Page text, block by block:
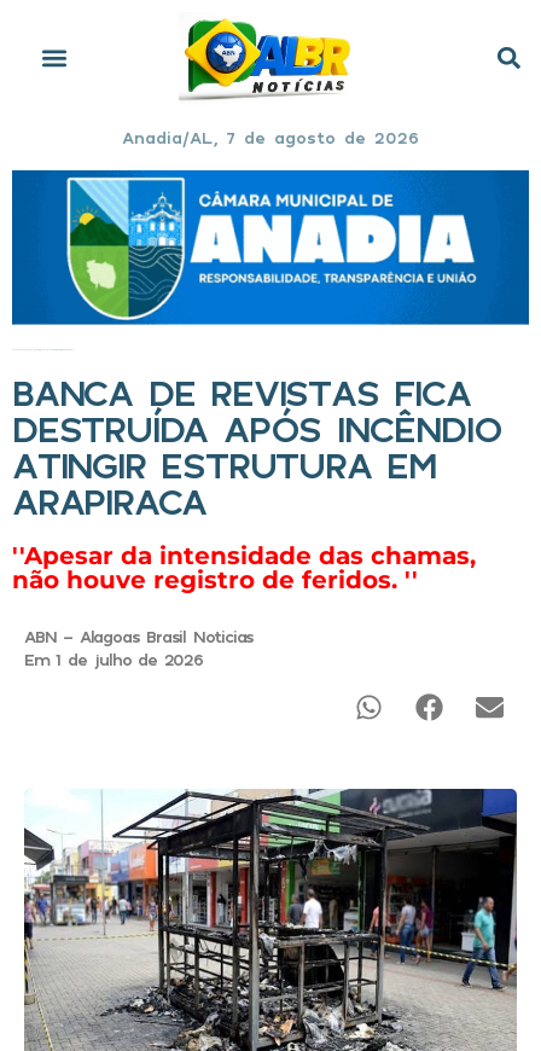
Anadia/AL, 7 de agosto de 2026
BANCA DE REVISTAS FICA
DESTRUÍDA APÓS INCÊNDIO
ATINGIR ESTRUTURA EM
ARAPIRACA
''Apesar da intensidade das chamas,
não houve registro de feridos. ''
ABN - Alagoas Brasil Noticias
Em 1 de julho de 2026